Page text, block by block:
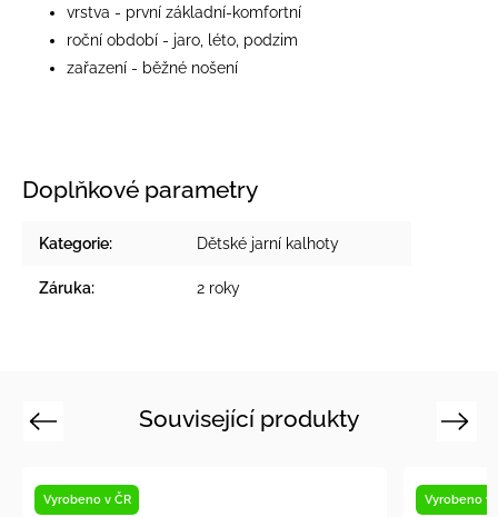
vrstva - první základní-komfortní
roční období - jaro, léto, podzim
zařazení - běžné nošení
Doplňkové parametry
Kategorie: Dětské jarní kalhoty
Záruka: 2 roky
Související produkty
Previous
Vyrobeno v ČR Novinka
Next